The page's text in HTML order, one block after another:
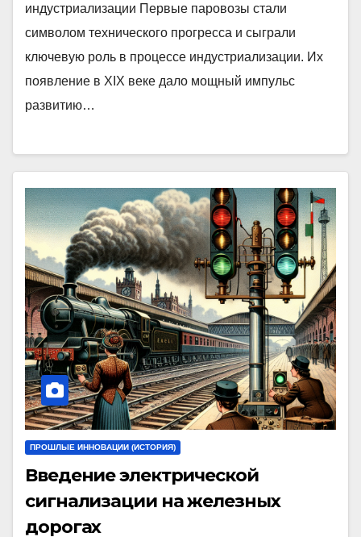
индустриализации Первые паровозы стали
символом технического прогресса и сыграли
ключевую роль в процессе индустриализации. Их
появление в XIX веке дало мощный импульс
развитию…
ПРОШЛЫЕ ИННОВАЦИИ (ИСТОРИЯ)
Введение электрической
сигнализации на железных
дорогах